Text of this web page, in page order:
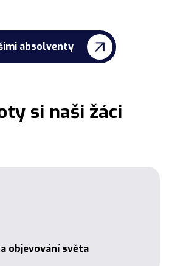
absolventy
si naši žáci
objevování světa